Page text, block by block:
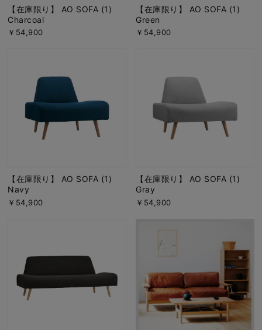
【在庫限り】 AO SOFA (1)
Charcoal
￥54,900
【在庫限り】 AO SOFA (1)
Green
￥54,900
【在庫限り】 AO SOFA (1)
Navy
￥54,900
【在庫限り】 AO SOFA (1)
Gray
￥54,900